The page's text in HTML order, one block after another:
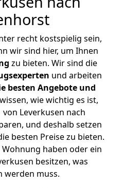
recht kostspielig sein,
wir sind hier, um Ihnen
zu bieten. Wir sind die
und arbeiten
besten Angebote und
wie wichtig es ist,
Leverkusen nach
und deshalb setzen
besten Preise zu bieten.
haben oder ein
besitzen, was
werden muss.